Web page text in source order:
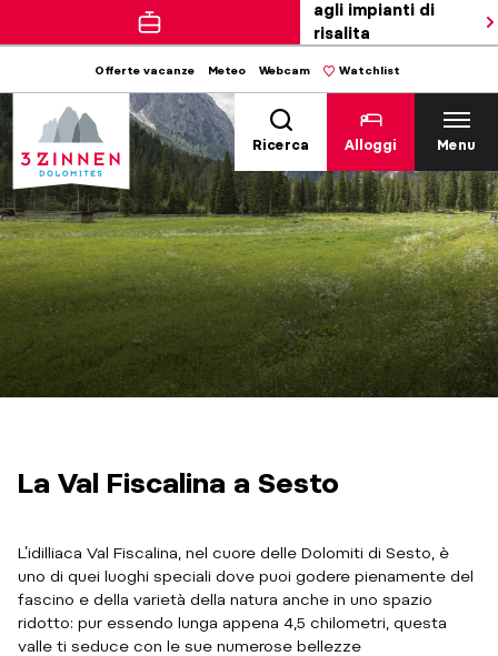
agli impianti di
risalita
Offerte vacanze Meteo Webcam Watchlist
Ricerca Alloggi Menu
La Val Fiscalina a Sesto
L’idilliaca Val Fiscalina, nel cuore delle Dolomiti di Sesto, è
uno di quei luoghi speciali dove puoi godere pienamente del
fascino e della varietà della natura anche in uno spazio
ridotto: pur essendo lunga appena 4,5 chilometri, questa
valle ti seduce con le sue numerose bellezze